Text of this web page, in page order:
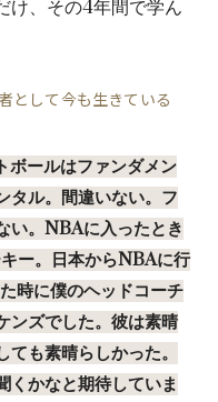
け、その4年間で学ん
として今も生きている
ボールはファンダメン
タル。間違いない。フ
い。NBAに入ったとき
ー。日本からNBAに行
時に僕のヘッドコーチ
ンズでした。彼は素晴
も素晴らしかった。
くかなと期待していま